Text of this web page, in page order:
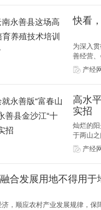
快看
为深入
善经营
产经
高水
实招
灿烂的
于两山
产经
合发展用地不得用于
济，顺应农村产业发展规律，